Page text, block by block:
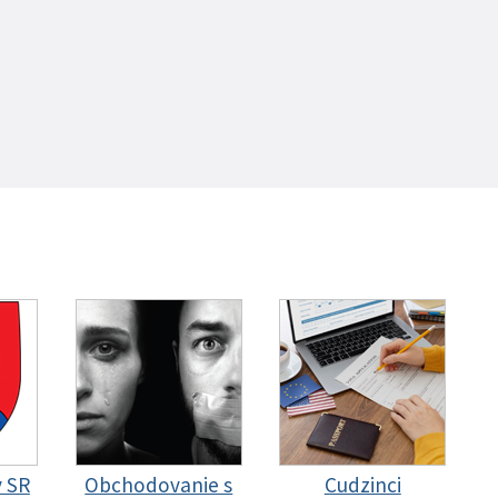
Obchodovanie s
Cudzinci